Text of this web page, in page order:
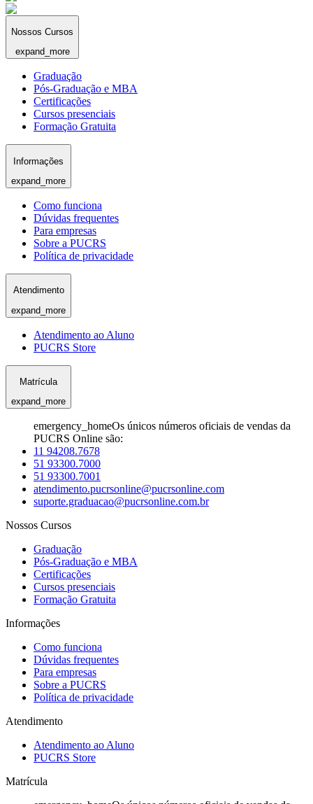
Nossos Cursos
expand_more
Graduação
Pós-Graduação e MBA
Certificações
Cursos presenciais
Formação Gratuita
Informações
expand_more
Como funciona
Dúvidas frequentes
Para empresas
Sobre a PUCRS
Política de privacidade
Atendimento
expand_more
Atendimento ao Aluno
PUCRS Store
Matrícula
expand_more
emergency_homeOs únicos números oficiais de vendas da
PUCRS Online são:
11 94208.7678
51 93300.7000
51 93300.7001
atendimento.pucrsonline@pucrsonline.com
suporte.graduacao@pucrsonline.com.br
Nossos Cursos
Graduação
Pós-Graduação e MBA
Certificações
Cursos presenciais
Formação Gratuita
Informações
Como funciona
Dúvidas frequentes
Para empresas
Sobre a PUCRS
Política de privacidade
Atendimento
Atendimento ao Aluno
PUCRS Store
Matrícula